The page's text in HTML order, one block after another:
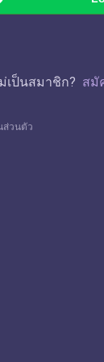
เป็นสมาชิก? สมั
ส่วนตัว